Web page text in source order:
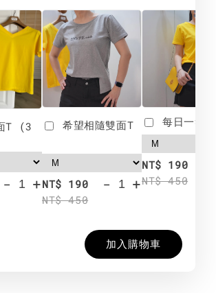
T (3
- +
希望相隨雙面T
NT$ 190
NT$ 450
- +
每日一笑
NT$ 190
NT$ 450
加入購物車